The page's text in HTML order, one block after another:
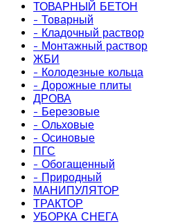
ТОВАРНЫЙ БЕТОН
- Товарный
- Кладочный раствор
- Монтажный раствор
ЖБИ
- Колодезные кольца
- Дорожные плиты
ДРОВА
- Березовые
- Ольховые
- Осиновые
ПГС
- Обогащенный
- Природный
МАНИПУЛЯТОР
ТРАКТОР
УБОРКА СНЕГА